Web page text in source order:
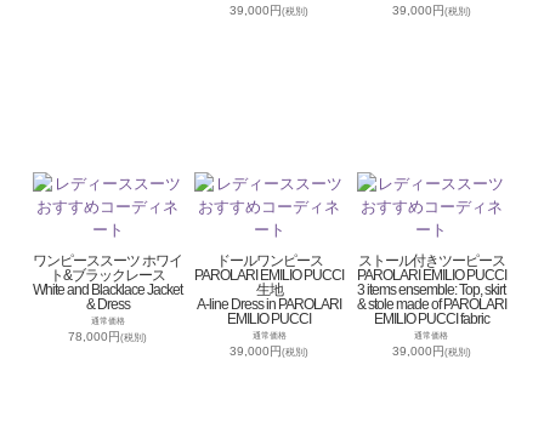
39,000円(税別) 39,000円(税別)
ワンピーススーツ ホワイ
ト&ブラックレース
White and Blacklace Jacket
& Dress
通常価格
78,000円(税別)
ドールワンピース
PAROLARI EMILIO PUCCI
生地
A-line Dress in PAROLARI
EMILIO PUCCI
通常価格
39,000円(税別)
ストール付きツーピース
PAROLARI EMILIO PUCCI
3 items ensemble: Top, skirt
& stole made of PAROLARI
EMILIO PUCCI fabric
通常価格
39,000円(税別)